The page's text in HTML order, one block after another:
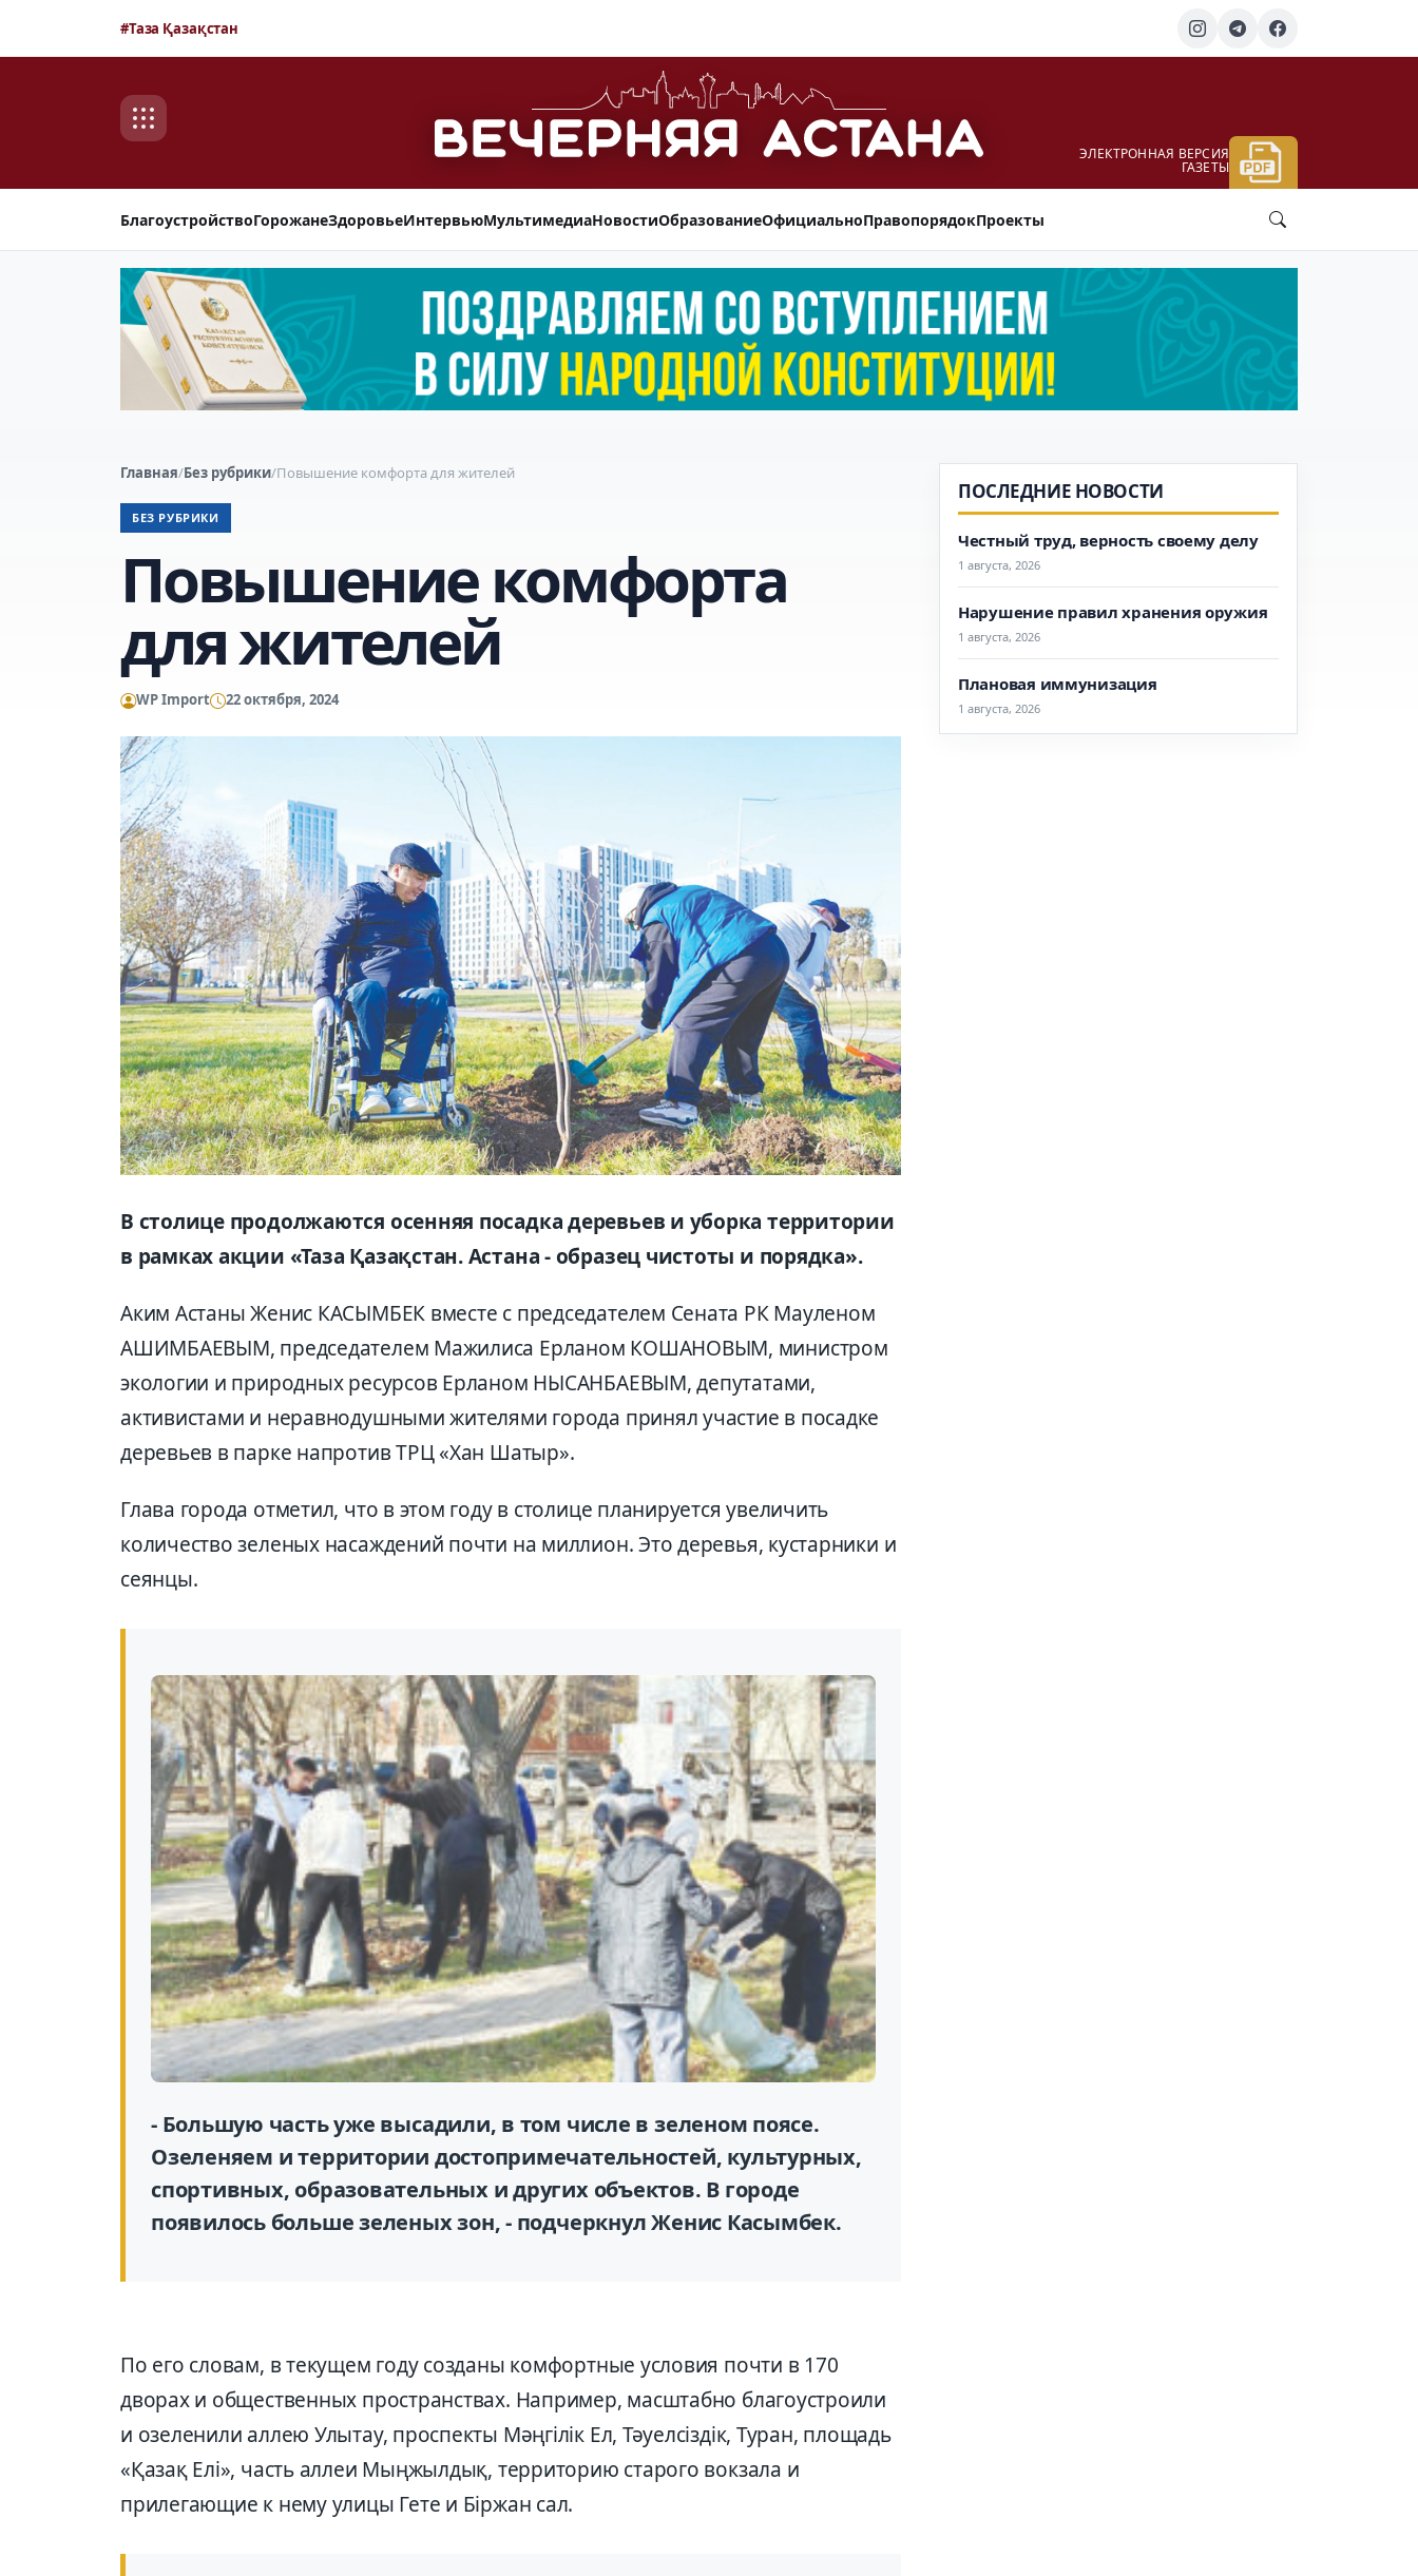
#Таза Қазақстан
ЭЛЕКТРОННАЯ ВЕРСИЯ
ГАЗЕТЫ
БлагоустройствоГорожанеЗдоровьеИнтервьюМультимедиаНовостиОбразованиеОфициальноПравопорядокПроекты
Главная/Без рубрики/Повышение комфорта для жителей
БЕЗ РУБРИКИ
Повышение комфорта
для жителей
WP Import 22 октября, 2024
В столице продолжаются осенняя посадка деревьев и уборка территории
в рамках акции «Таза Қазақстан. Астана - образец чистоты и порядка».
Аким Астаны Женис КАСЫМБЕК вместе с председателем Сената РК Мауленом
АШИМБАЕВЫМ, председателем Мажилиса Ерланом КОШАНОВЫМ, министром
экологии и природных ресурсов Ерланом НЫСАНБАЕВЫМ, депутатами,
активистами и неравнодушными жителями города принял участие в посадке
деревьев в парке напротив ТРЦ «Хан Шатыр».
Глава города отметил, что в этом году в столице планируется увеличить
количество зеленых насаждений почти на миллион. Это деревья, кустарники и
сеянцы.
- Большую часть уже высадили, в том числе в зеленом поясе.
Озеленяем и территории достопримечательностей, культурных,
спортивных, образовательных и других объектов. В городе
появилось больше зеленых зон, - подчеркнул Женис Касымбек.
По его словам, в текущем году созданы комфортные условия почти в 170
дворах и общественных пространствах. Например, масштабно благоустроили
и озеленили аллею Улытау, проспекты Мәңгілік Ел, Тәуелсіздік, Туран, площадь
«Қазақ Елі», часть аллеи Мыңжылдық, территорию старого вокзала и
прилегающие к нему улицы Гете и Біржан сал.
ПОСЛЕДНИЕ НОВОСТИ
Честный труд, верность своему делу
1 августа, 2026
Нарушение правил хранения оружия
1 августа, 2026
Плановая иммунизация
1 августа, 2026